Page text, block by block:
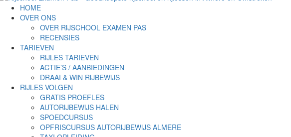
HOME
OVER ONS
OVER RIJSCHOOL EXAMEN PAS
RECENSIES
TARIEVEN
RIJLES TARIEVEN
ACTIE’S / AANBIEDINGEN
DRAAI & WIN RIJBEWIJS
RIJLES VOLGEN
GRATIS PROEFLES
AUTORIJBEWIJS HALEN
SPOEDCURSUS
OPFRISCURSUS AUTORIJBEWIJS ALMERE